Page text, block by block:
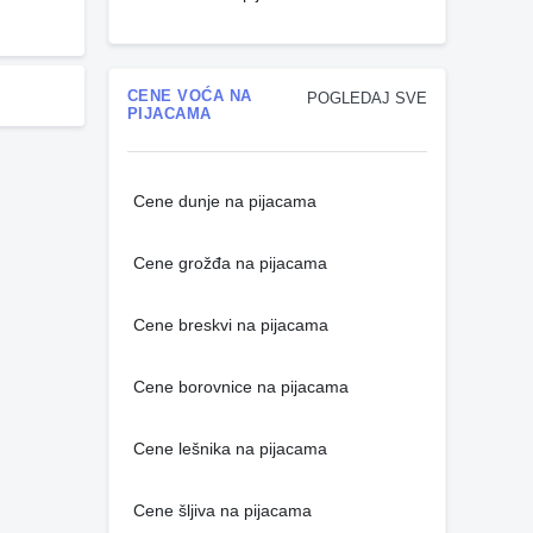
POGLEDAJ SVE
CENE VOĆA NA
PIJACAMA
Cene dunje na pijacama
Cene grožđa na pijacama
Cene breskvi na pijacama
Cene borovnice na pijacama
Cene lešnika na pijacama
Cene šljiva na pijacama